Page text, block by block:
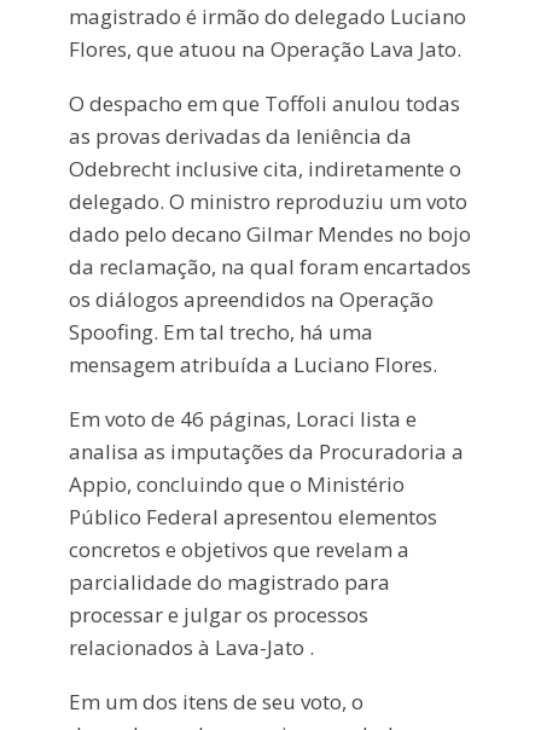
magistrado é irmão do delegado Luciano
Flores, que atuou na Operação Lava Jato.
O despacho em que Toffoli anulou todas
as provas derivadas da leniência da
Odebrecht inclusive cita, indiretamente o
delegado. O ministro reproduziu um voto
dado pelo decano Gilmar Mendes no bojo
da reclamação, na qual foram encartados
os diálogos apreendidos na Operação
Spoofing. Em tal trecho, há uma
mensagem atribuída a Luciano Flores.
Em voto de 46 páginas, Loraci lista e
analisa as imputações da Procuradoria a
Appio, concluindo que o Ministério
Público Federal apresentou elementos
concretos e objetivos que revelam a
parcialidade do magistrado para
processar e julgar os processos
relacionados à Lava-Jato .
Em um dos itens de seu voto, o